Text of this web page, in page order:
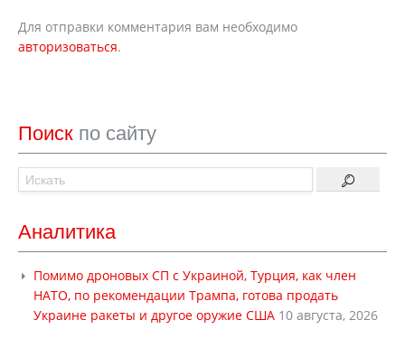
Для отправки комментария вам необходимо
авторизоваться.
Поиск по сайту
Аналитика
Помимо дроновых СП с Украиной, Турция, как член
НАТО, по рекомендации Трампа, готова продать
Украине ракеты и другое оружие США 10 августа, 2026